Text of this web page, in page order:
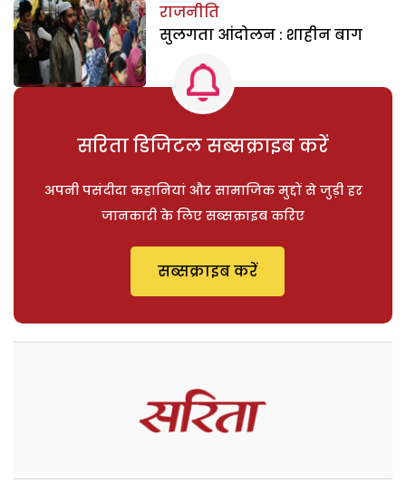
राजनीति
सुलगता आंदोलन : शाहीन बाग
सरिता डिजिटल सब्सक्राइब करें
अपनी पसंदीदा कहानियां और सामाजिक मुद्दों से जुड़ी हर
जानकारी के लिए सब्सक्राइब करिए
सब्सक्राइब करें